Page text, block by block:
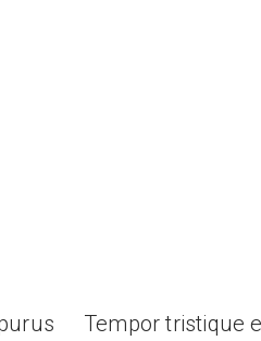
Tempor tristique